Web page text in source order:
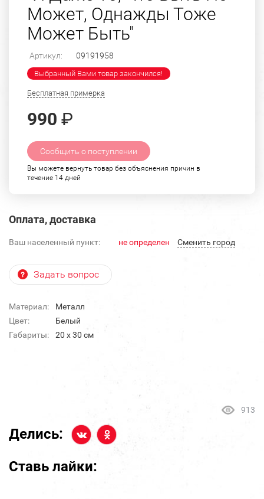
Может, Однажды Тоже
Может Быть"
Артикул: 09191958
Выбранный Вами товар закончился!
Бесплатная примерка
990 ₽
Сообщить о поступлении
Вы можете вернуть товар без объяснения причин в
течение 14 дней
Оплата, доставка
Ваш населенный пункт: не определен Cменить город
Задать вопрос
Материал:
Металл
Цвет:
Белый
Габариты:
20 х 30 см
913
Делись:
Ставь лайки: